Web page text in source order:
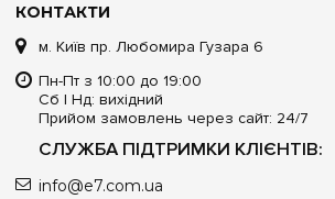
КОНТАКТИ
м. Київ пр. Любомира Гузара 6
Пн-Пт з 10:00 до 19:00
Сб | Нд: вихідний
Прийом замовлень через сайт: 24/7
СЛУЖБА ПІДТРИМКИ КЛІЄНТІВ:
info@e7.com.ua